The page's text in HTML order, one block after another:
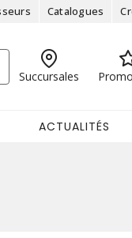
Catalogues
Succursales
ACTUALITÉS